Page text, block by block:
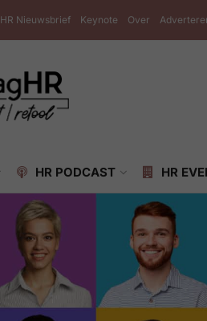
HR Nieuwsbrief Keynote Over
HR PODCAST HR